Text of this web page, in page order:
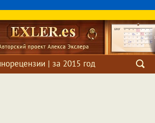
| за 2015 год